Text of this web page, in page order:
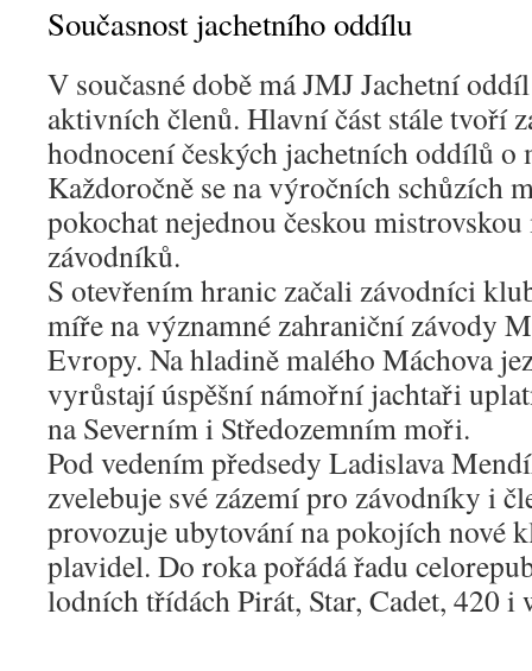
Současnost jachetního oddílu
V současné době má JMJ Jachetní
aktivních členů. Hlavní část stále tvoří
hodnocení českých jachetních oddílů o
Každoročně se na výročních schůzích
pokochat nejednou českou
závodníků.
S otevřením hranic začali závodníci
míře na významné zahraniční závody
Evropy. Na hladině malého Máchova
vyrůstají úspěšní námořní jachtaři
na Severním i Středozemním moři.
Pod vedením předsedy Ladislava
zvelebuje své zázemí pro závodníky i
provozuje ubytování na pokojích nové
plavidel. Do roka pořádá řadu
lodních třídách Pirát, Star, Cadet, 420 i